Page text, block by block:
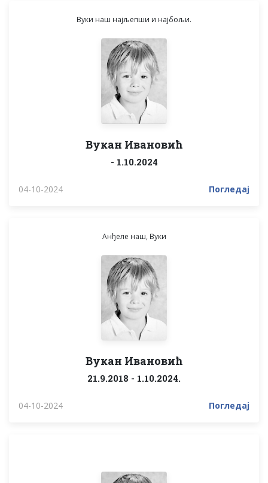
Вуки наш најљепши и најбољи.
Вукан Ивановић
- 1.10.2024
04-10-2024 Погледај
Анђеле наш, Вуки
Вукан Ивановић
21.9.2018 - 1.10.2024.
04-10-2024 Погледај